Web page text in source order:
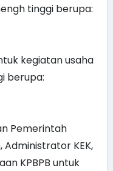
tinggi berupa:
kegiatan usaha
berupa:
Pemerintah
Administrator KEK,
KPBPB untuk